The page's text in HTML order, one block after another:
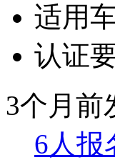
适用
认证
3个月前
6人报